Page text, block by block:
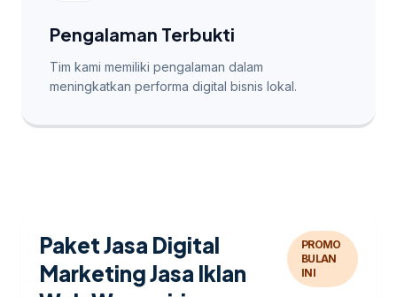
Pengalaman Terbukti
Tim kami memiliki pengalaman dalam
meningkatkan performa digital bisnis lokal.
Paket Jasa Digital
Marketing Jasa Iklan
PROMO
BULAN
INI